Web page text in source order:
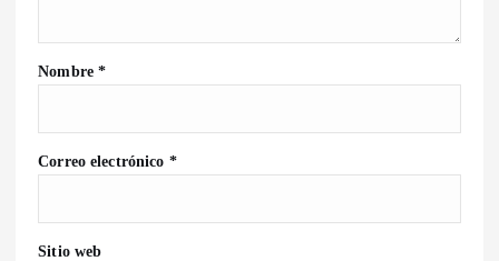
Nombre*
Correo electrónico *
Sitio web